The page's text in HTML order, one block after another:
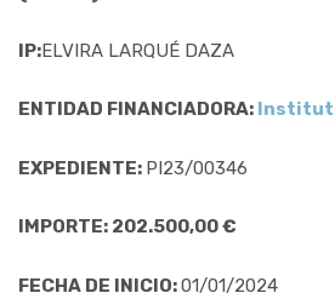
IP:ELVIRA LARQUÉ DAZA
ENTIDAD FINANCIADORA:
EXPEDIENTE: PI23/00346
IMPORTE: 202.500,00 €
FECHA DE INICIO:01/01/2024